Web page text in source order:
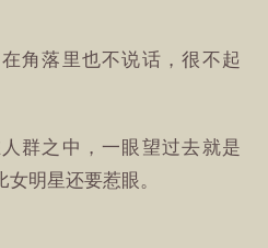
角落里也不说话，很不起
群之中，一眼望过去就是
明星还要惹眼。